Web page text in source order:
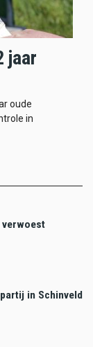
jaar
oude
in
verwoest
in Schinveld